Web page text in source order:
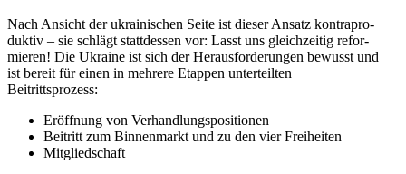
Nach Ansicht der ukrai­ni­schen Seite ist dieser Ansatz kon­tra­pro­
duk­tiv – sie schlägt statt­des­sen vor: Lasst uns gleich­zei­tig refor­
mie­ren! Die Ukraine ist sich der Her­aus­for­de­run­gen bewusst und
ist bereit für einen in mehrere Etappen unter­teil­ten
Beitrittsprozess:
Eröff­nung von Verhandlungspositionen
Bei­tritt zum Bin­nen­markt und zu den vier Freiheiten
Mit­glied­schaft